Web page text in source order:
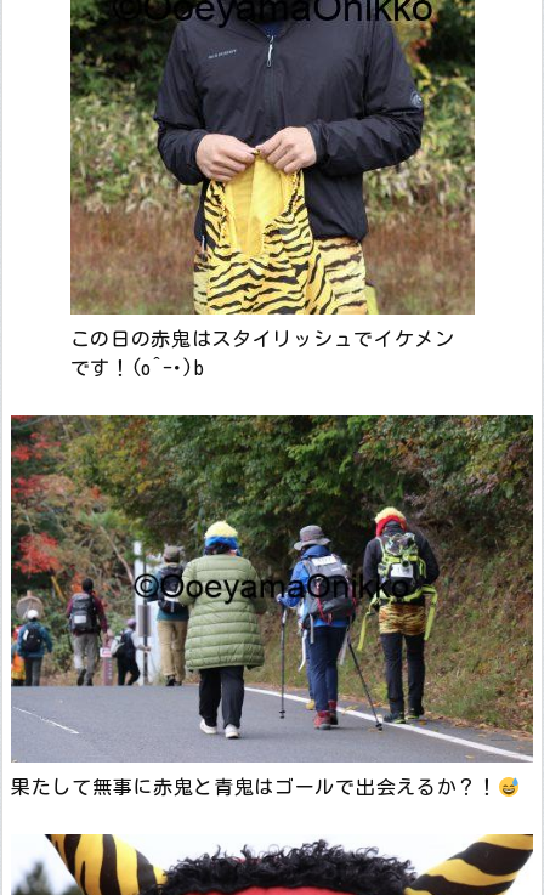
この日の赤鬼はスタイリッシュでイケメン
です！(o^-･)b
果たして無事に赤鬼と青鬼はゴールで出会えるか？！